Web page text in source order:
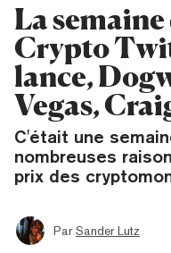
La
Crypto
lance,
Vegas,
C'était une
nombreuses
prix des
Par Sander Lutz